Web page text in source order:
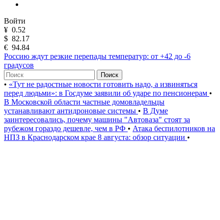
Войти
¥ 0.52
$ 82.17
€ 94.84
Россию ждут резкие перепады температур: от +42 до -6
градусов
Поиск
• «Тут не радостные новости готовить надо, а извиняться
перед людьми»: в Госдуме заявили об ударе по пенсионерам •
В Московской области частные домовладельцы
устанавливают антидроновые системы • В Думе
заинтересовались, почему машины "Автоваза" стоят за
рубежом гораздо дешевле, чем в РФ • Атака беспилотников на
НПЗ в Краснодарском крае 8 августа: обзор ситуации •